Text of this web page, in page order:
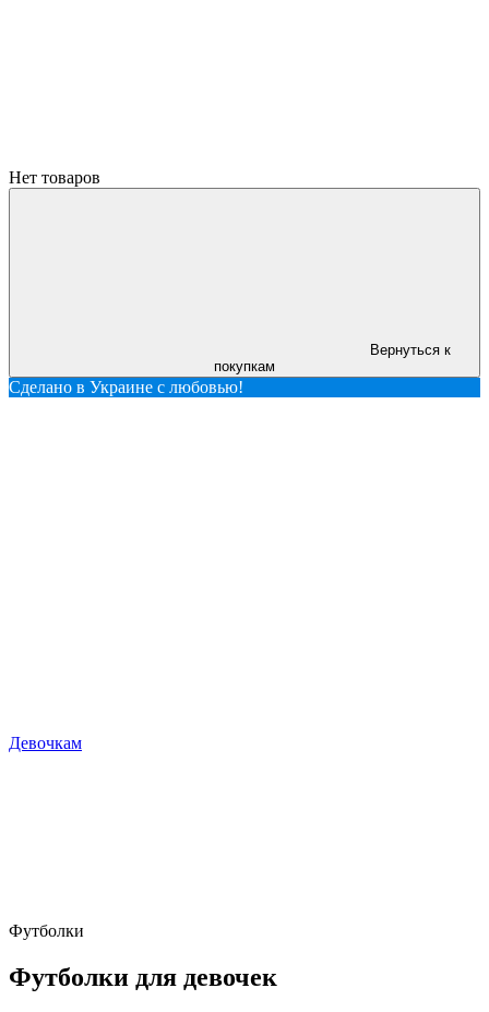
Нет товаров
Вернуться к
покупкам
Сделано в Украине с любовью!
Девочкам
Футболки
Футболки для девочек